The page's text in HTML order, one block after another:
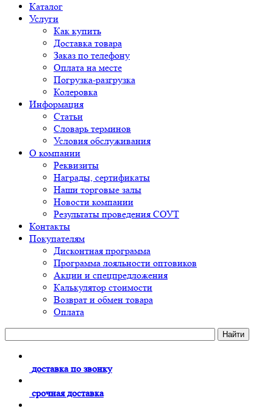
Каталог
Услуги
Как купить
Доставка товара
Заказ по телефону
Оплата на месте
Погрузка-разгрузка
Колеровка
Информация
Статьи
Словарь терминов
Условия обслуживания
О компании
Реквизиты
Награды, сертификаты
Наши торговые залы
Новости компании
Результаты проведения СОУТ
Контакты
Покупателям
Дисконтная программа
Программа лояльности оптовиков
Акции и спецпредложения
Калькулятор стоимости
Возврат и обмен товара
Оплата
доставка по звонку
срочная доставка